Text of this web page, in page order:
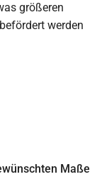
größeren
werden
Maße